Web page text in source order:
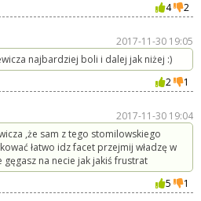
4
2
2017-11-30 19:05
najbardziej boli i dalej jak niżej :)
2
1
2017-11-30 19:04
,że sam z tego stomilowskiego
łatwo idz facet przejmij władzę w
na necie jak jakiś frustrat
5
1